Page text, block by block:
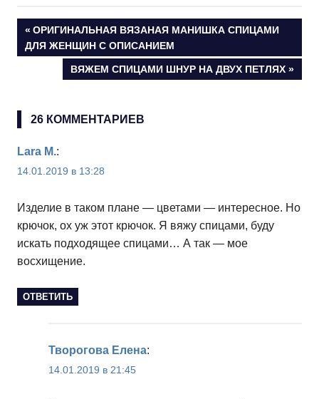
Круглая подушка крючком «Карамелька» —
описание вязания и схема мотива
Навигация
ПРЕДЫДУЩАЯ
ЗАПИСЬ:
ОРИГИНАЛЬНАЯ ВЯЗАНАЯ МАНИШКА СПИЦАМИ
ДЛЯ ЖЕНЩИН С ОПИСАНИЕМ
СЛЕДУЮЩАЯ
ВЯЖЕМ СПИЦАМИ ШНУР НА ДВУХ ПЕТЛЯХ
26 КОММЕНТАРИЕВ
Lara M.:
14.01.2019 в 13:28
Изделие в таком плане — цветами — интересное. Но
крючок, ох уж этот крючок. Я вяжу спицами, буду
искать подходящее спицами… А так — мое
восхищение.
ОТВЕТИТЬ
Творогова Елена:
14.01.2019 в 21:45